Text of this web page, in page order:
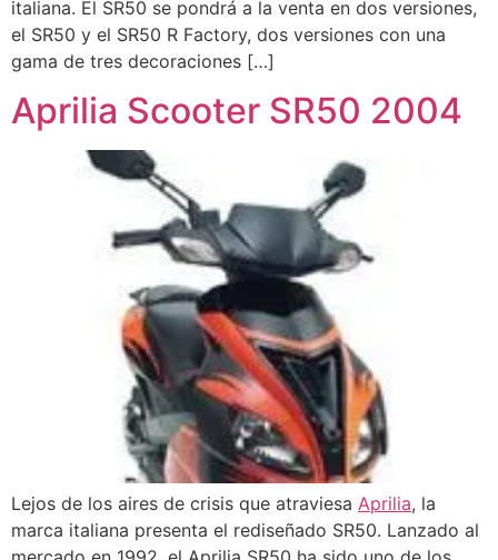
italiana. El SR50 se pondrá a la venta en dos versiones,
el SR50 y el SR50 R Factory, dos versiones con una
gama de tres decoraciones […]
Aprilia Scooter SR50 2004
Lejos de los aires de crisis que atraviesa Aprilia, la
marca italiana presenta el rediseñado SR50. Lanzado al